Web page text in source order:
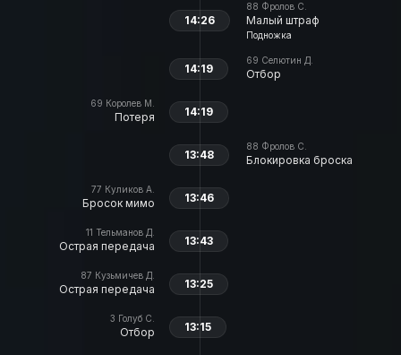
88 Фролов С.
Малый штраф
Подножка
14:26
69 Селютин Д.
Отбор
14:19
69 Королев М.
Потеря 14:19
88 Фролов С.
Блокировка броска
13:48
77 Куликов А.
Бросок мимо 13:46
11 Тельманов Д.
Острая передача 13:43
87 Кузьмичев Д.
Острая передача 13:25
3 Голуб С.
Отбор 13:15